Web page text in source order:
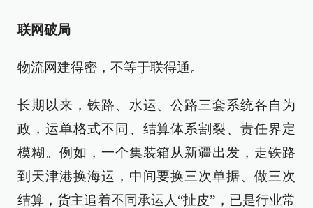
联网破局
物流网建得密，不等于联得通。
长期以来，铁路、水运、公路三套系统各自为
政，运单格式不同、结算体系割裂、责任界定
模糊。例如，一个集装箱从新疆出发，走铁路
到天津港换海运，中间要换三次单据、做三次
结算，货主追着不同承运人“扯皮”，已是行业常